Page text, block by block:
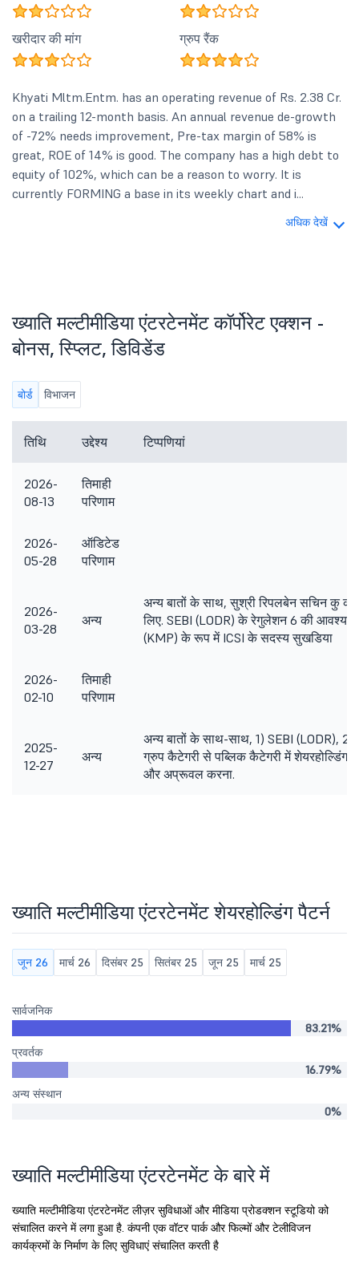
खरीदार की मांग ग्रुप रैंक
Khyati Mltm.Entm. has an operating revenue of Rs. 2.38 Cr.
on a trailing 12-month basis. An annual revenue de-growth
of -72% needs improvement, Pre-tax margin of 58% is
great, ROE of 14% is good. The company has a high debt to
equity of 102%, which can be a reason to worry. It is
currently FORMING a base in its weekly chart and i...
अधिक देखें
ख्याति मल्टीमीडिया एंटरटेनमेंट कॉर्पोरेट एक्शन -
बोनस, स्प्लिट, डिविडेंड
बोर्ड विभाजन
तिथि उद्देश्य टिप्पणियां
2026-
08-13
तिमाही
परिणाम
2026-
05-28
ऑडिटेड
परिणाम
2026-
03-28
अन्य
अन्य बातों के साथ, सुश्री रिपलबेन सचिन कु
लिए. SEBI (LODR) के रेगुलेशन 6 की
(KMP) के रूप में ICSI के सदस्य सुखडिया
2026-
02-10
तिमाही
परिणाम
2025-
12-27
अन्य
अन्य बातों के साथ-साथ, 1) SEBI (LODR),
ग्रुप कैटेगरी से पब्लिक कैटेगरी में शेयरहोल्डिंग
और अप्रूवल करना.
ख्याति मल्टीमीडिया एंटरटेनमेंट शेयरहोल्डिंग पैटर्न
जून 26 मार्च 26 दिसंबर 25 सितंबर 25 जून 25 मार्च 25
सार्वजनिक
83.21%
प्रवर्तक
16.79%
अन्य संस्थान
0%
ख्याति मल्टीमीडिया एंटरटेनमेंट के बारे में
ख्याति मल्टीमीडिया एंटरटेनमेंट लीज़र सुविधाओं और मीडिया प्रोडक्शन स्टूडियो को
संचालित करने में लगा हुआ है. कंपनी एक वॉटर पार्क और फिल्मों और टेलीविजन
कार्यक्रमों के निर्माण के लिए सुविधाएं संचालित करती है